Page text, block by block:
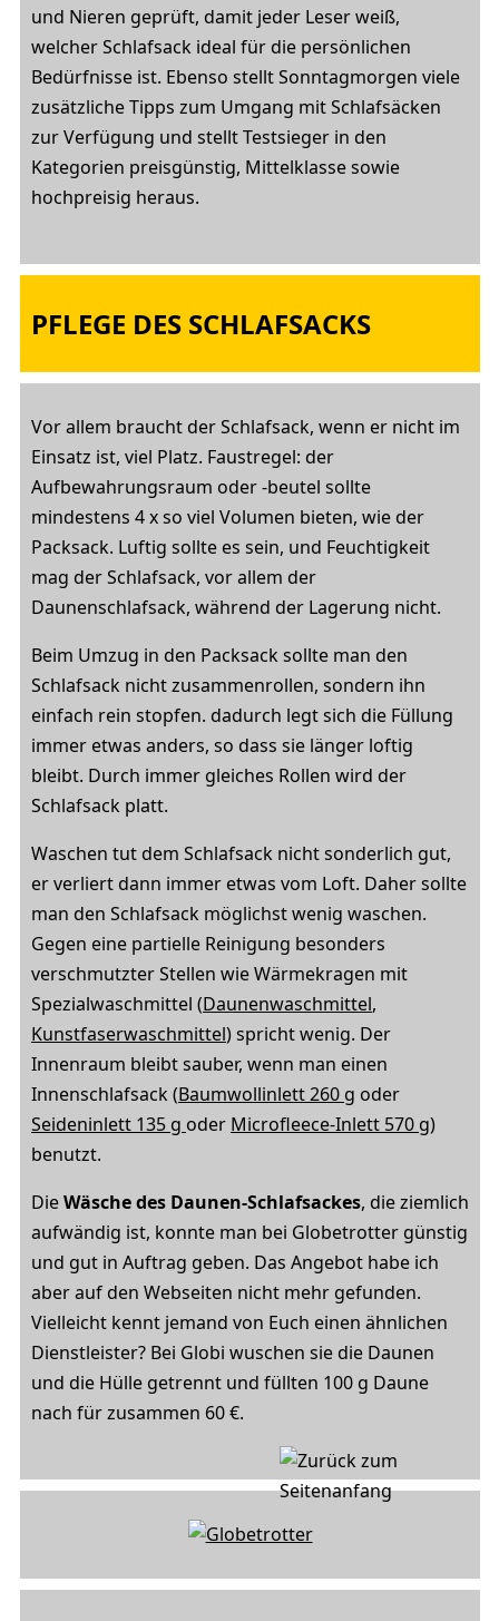
und Nieren geprüft, damit jeder Leser weiß,
welcher Schlafsack ideal für die persönlichen
Bedürfnisse ist. Ebenso stellt Sonntagmorgen viele
zusätzliche Tipps zum Umgang mit Schlafsäcken
zur Verfügung und stellt Testsieger in den
Kategorien preisgünstig, Mittelklasse sowie
hochpreisig heraus.
PFLEGE DES SCHLAFSACKS
Vor allem braucht der Schlafsack, wenn er nicht im
Einsatz ist, viel Platz. Faustregel: der
Aufbewahrungsraum oder -beutel sollte
mindestens 4 x so viel Volumen bieten, wie der
Packsack. Luftig sollte es sein, und Feuchtigkeit
mag der Schlafsack, vor allem der
Daunenschlafsack, während der Lagerung nicht.
Beim Umzug in den Packsack sollte man den
Schlafsack nicht zusammenrollen, sondern ihn
einfach rein stopfen. dadurch legt sich die Füllung
immer etwas anders, so dass sie länger loftig
bleibt. Durch immer gleiches Rollen wird der
Schlafsack platt.
Waschen tut dem Schlafsack nicht sonderlich gut,
er verliert dann immer etwas vom Loft. Daher sollte
man den Schlafsack möglichst wenig waschen.
Gegen eine partielle Reinigung besonders
verschmutzter Stellen wie Wärmekragen mit
Spezialwaschmittel (Daunenwaschmittel,
Kunstfaserwaschmittel) spricht wenig. Der
Innenraum bleibt sauber, wenn man einen
Innenschlafsack (Baumwollinlett 260 g oder
Seideninlett 135 g oder Microfleece-Inlett 570 g)
benutzt.
DieWäsche des Daunen-Schlafsackes, die ziemlich
aufwändig ist, konnte man bei Globetrotter günstig
und gut in Auftrag geben. Das Angebot habe ich
aber auf den Webseiten nicht mehr gefunden.
Vielleicht kennt jemand von Euch einen ähnlichen
Dienstleister? Bei Globi wuschen sie die Daunen
und die Hülle getrennt und füllten 100 g Daune
nach für zusammen 60 €.